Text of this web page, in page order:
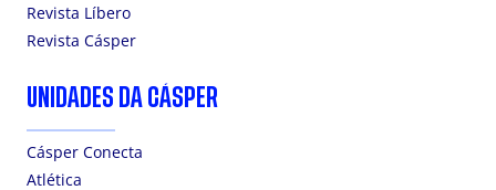
Revista Líbero
Revista Cásper
UNIDADES DA CÁSPER
Cásper Conecta
Atlética